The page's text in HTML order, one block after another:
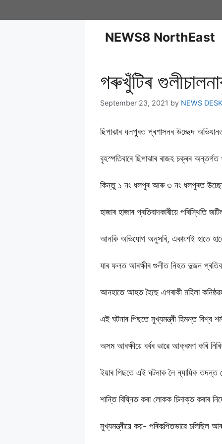
NEWS8 NorthEast
গৰুখুঁটিৰ
September 23, 2021 by NEWS DESK
ছিপাঝাৰ ধলপুৰত প্ৰশাসনৰ উচ্ছেদ
বৃহস্পতিবাৰে ছিপাঝাৰ ৰাজহ চক্ৰৰ
কিন্তু ১ নং ধলপুৰ আৰু ৩ নং ধলপুৰত
হাজাৰ হাজাৰ প্ৰতিবাদকাৰীয়ে পৰিস্থিতি
আনকি অভিযোগ অনুসৰি, একাংশই হাতে
যাৰ ফলত আৰক্ষীৰ গুলীত নিহত দুজন
আনহাতে আহত হৈছে এগৰাকী মহিলা
এই ঘটনাৰ পিছতে মুখ্যমন্ত্ৰী হিমন্ত বিশ্ব
অসম আৰক্ষীয়ে বৰ্বৰ ভাৱে আক্ৰমণ কৰি
ইয়াৰ পিছতে এই ঘটনাক লৈ ন্যায়িক তদন্ত
শান্তি বিঘ্নিত কৰা লোকক চিনাক্ত কৰাৰ
মুখ্যমন্ত্ৰীয়ে কয়- পৰিকল্পিতভাৱে